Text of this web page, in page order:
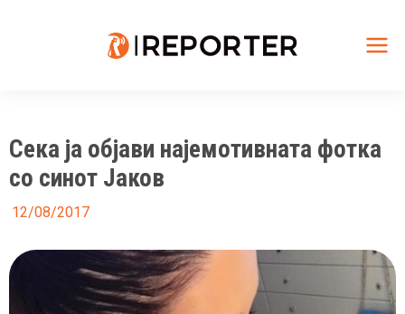
Сека ја објави најемотивната фотка
со синот Јаков
12/08/2017